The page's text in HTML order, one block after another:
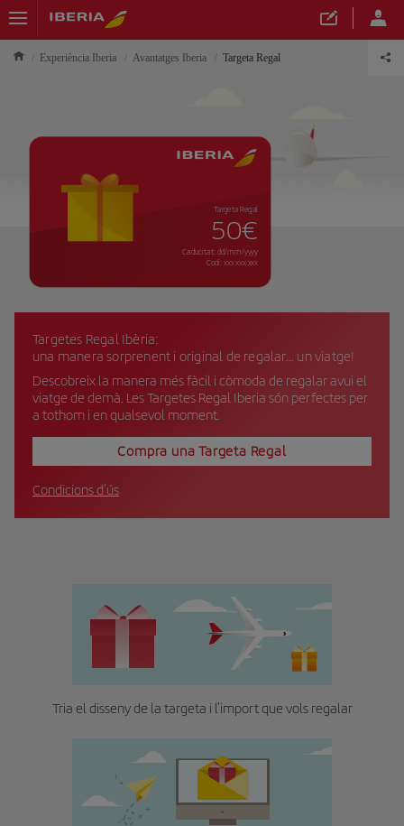
Experiència Iberia Avantatges Iberia Targeta Regal
Targetes Regal Ibèria:
una manera sorprenent i original de regalar... un viatge!
Descobreix la manera més fàcil i còmoda de regalar avui el
viatge de demà. Les Targetes Regal Iberia són perfectes per
a tothom i en qualsevol moment.
Compra una Targeta Regal
Condicions d'ús
Targeta Regal
50€
Caducitat: dd/mm/yyyy
Codi: xxx xxx xxx
Tria el disseny de la targeta i l'import que vols regalar